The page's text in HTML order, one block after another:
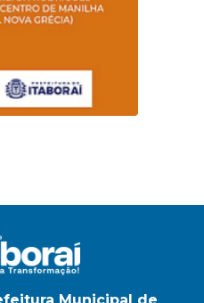
Municipal de